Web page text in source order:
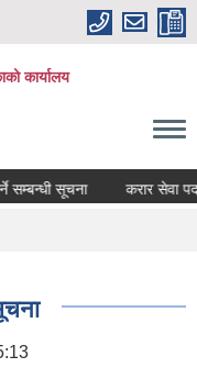
कार्यालय
सूचना करार सेवा